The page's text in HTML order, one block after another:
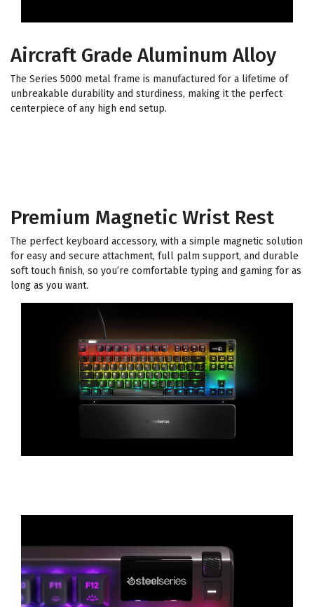
Aircraft Grade Aluminum Alloy
The Series 5000 metal frame is manufactured for a lifetime of
unbreakable durability and sturdiness, making it the perfect
centerpiece of any high end setup.
Premium Magnetic Wrist Rest
The perfect keyboard accessory, with a simple magnetic solution
for easy and secure attachment, full palm support, and durable
soft touch finish, so you’re comfortable typing and gaming for as
long as you want.